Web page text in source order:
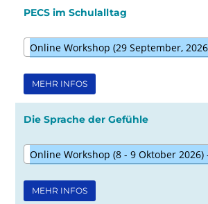
PECS im Schulalltag
Online Workshop (29 September,
MEHR INFOS
Die Sprache der Gefühle
Online Workshop (8 - 9 Oktober 2026)
MEHR INFOS